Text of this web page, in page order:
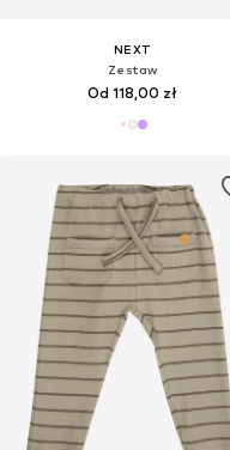
NEXT
Zestaw
Od 118,00 zł